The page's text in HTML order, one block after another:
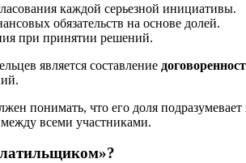
каждой серьезной инициативы.
обязательств на основе долей.
при принятии решений.
является составление
понимать, что его доля
всеми участниками.